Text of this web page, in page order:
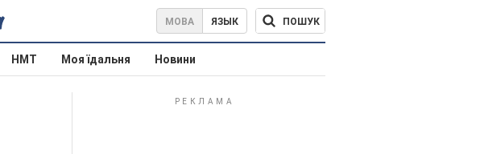
МОВА ЯЗЫК ПОШУК
НМТ Моя їдальня Новини